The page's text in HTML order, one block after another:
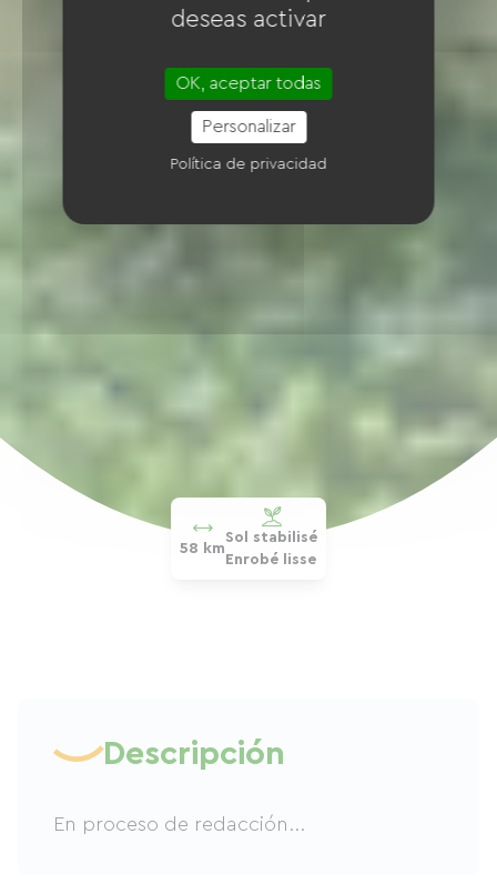
58 km
Sol stabilisé
Enrobé lisse
Descripción
En proceso de redacción...
deseas activar
OK, aceptar todas
Personalizar
Política de privacidad